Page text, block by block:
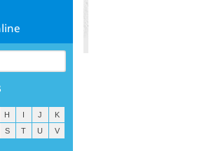
H I J
K
S T U
V